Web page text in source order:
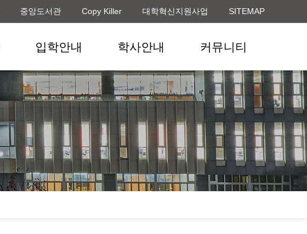
중앙도서관 Copy Killer 대학혁신지원사업 SITEMAP
입학안내 학사안내 커뮤니티